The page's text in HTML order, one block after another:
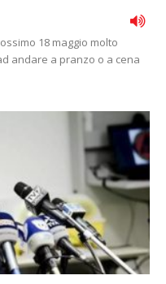
18 maggio molto
andare a pranzo o a cena